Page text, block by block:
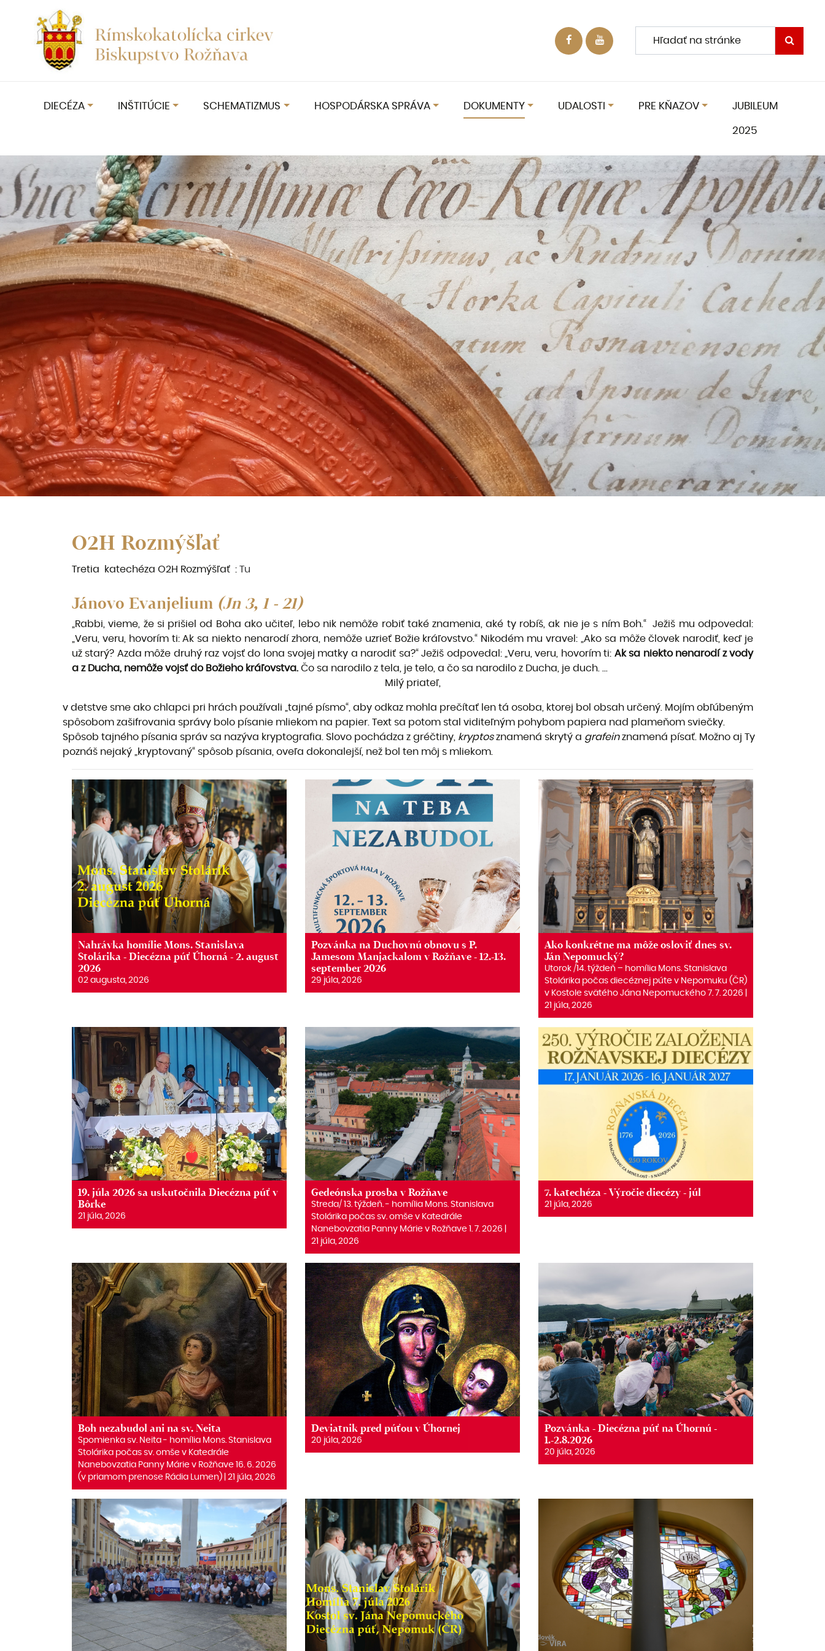
DIECÉZA INŠTITÚCIE SCHEMATIZMUS HOSPODÁRSKA SPRÁVA DOKUMENTY UDALOSTI PRE KŇAZOV JUBILEUM
2025
O2H Rozmýšľať
Tretia katechéza O2H Rozmýšľať : Tu
Jánovo Evanjelium (Jn 3, 1 - 21)
„Rabbi, vieme, že si prišiel od Boha ako učiteľ, lebo nik nemôže robiť také znamenia, aké ty robíš, ak nie je s ním Boh.“ Ježiš mu odpovedal:
„Veru, veru, hovorím ti: Ak sa niekto nenarodí zhora, nemôže uzrieť Božie kráľovstvo.“ Nikodém mu vravel: „Ako sa môže človek narodiť, keď je
už starý? Azda môže druhý raz vojsť do lona svojej matky a narodiť sa?“ Ježiš odpovedal: „Veru, veru, hovorím ti: Ak sa niekto nenarodí z vody
a z Ducha, nemôže vojsť do Božieho kráľovstva. Čo sa narodilo z tela, je telo, a čo sa narodilo z Ducha, je duch. ...
Milý priateľ,
v detstve sme ako chlapci pri hrách používali „tajné písmo“, aby odkaz mohla prečítať len tá osoba, ktorej bol obsah určený. Mojím obľúbeným
spôsobom zašifrovania správy bolo písanie mliekom na papier. Text sa potom stal viditeľným pohybom papiera nad plameňom sviečky.
Spôsob tajného písania správ sa nazýva kryptografia. Slovo pochádza z gréčtiny, kryptosznamená skrytý a grafeinznamená písať. Možno aj Ty
poznáš nejaký „kryptovaný“ spôsob písania, oveľa dokonalejší, než bol ten môj s mliekom.
Nahrávka homílie Mons. Stanislava
Stolárika - Diecézna púť Úhorná - 2. august
2026
02 augusta, 2026
Pozvánka na Duchovnú obnovu s P.
Jamesom Manjackalom v Rožňave - 12.-13.
september 2026
29 júla, 2026
Ako konkrétne ma môže osloviť dnes sv.
Ján Nepomucký?
Utorok /14. týždeň – homília Mons. Stanislava
Stolárika počas diecéznej púte v Nepomuku (ČR)
v Kostole svätého Jána Nepomuckého 7. 7. 2026 |
21 júla, 2026
19. júla 2026 sa uskutočnila Diecézna púť v
Bôrke
21 júla, 2026
Gedeónska prosba v Rožňave
Streda/ 13. týždeň. ‒ homília Mons. Stanislava
Stolárika počas sv. omše v Katedrále
Nanebovzatia Panny Márie v Rožňave 1. 7. 2026 |
21 júla, 2026
7. katechéza - Výročie diecézy - júl
21 júla, 2026
Boh nezabudol ani na sv. Neita
Spomienka sv. Neita ‒ homília Mons. Stanislava
Stolárika počas sv. omše v Katedrále
Nanebovzatia Panny Márie v Rožňave 16. 6. 2026
(v priamom prenose Rádia Lumen) | 21 júla, 2026
Deviatnik pred púťou v Úhornej
20 júla, 2026
Pozvánka - Diecézna púť na Úhornú -
1.-2.8.2026
20 júla, 2026